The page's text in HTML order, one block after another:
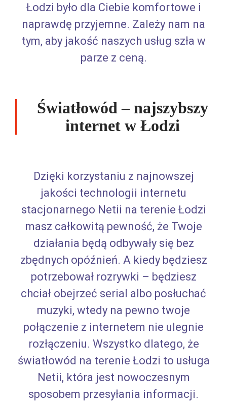
Łodzi było dla Ciebie komfortowe i
naprawdę przyjemne. Zależy nam na
tym, aby jakość naszych usług szła w
parze z ceną.
Światłowód – najszybszy
internet w Łodzi
Dzięki korzystaniu z najnowszej
jakości technologii internetu
stacjonarnego Netii na terenie Łodzi
masz całkowitą pewność, że Twoje
działania będą odbywały się bez
zbędnych opóźnień. A kiedy będziesz
potrzebował rozrywki – będziesz
chciał obejrzeć serial albo posłuchać
muzyki, wtedy na pewno twoje
połączenie z internetem nie ulegnie
rozłączeniu. Wszystko dlatego, że
światłowód na terenie Łodzi to usługa
Netii, która jest nowoczesnym
sposobem przesyłania informacji.